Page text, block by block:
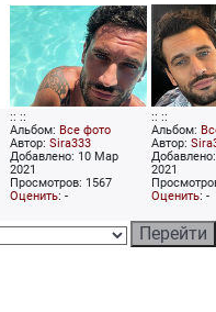
:: ::
Альбом: Все фото
Автор: Sira333
Добавлено: 10 Мар
2021
Просмотров: 1567
Оценить: -
:: ::
Альбом:
Автор:
2021
Оценить: -